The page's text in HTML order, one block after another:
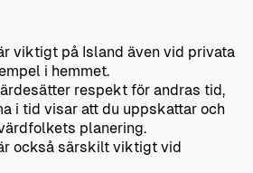
viktigt på Island även vid privata
i hemmet.
respekt för andras tid,
i tid visar att du uppskattar och
planering.
också särskilt viktigt vid